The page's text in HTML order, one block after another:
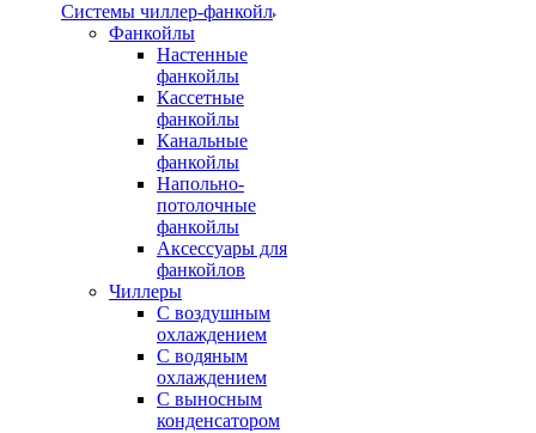
Системы чиллер-фанкойл
Фанкойлы
Настенные
фанкойлы
Кассетные
фанкойлы
Канальные
фанкойлы
Напольно-
потолочные
фанкойлы
Аксессуары для
фанкойлов
Чиллеры
С воздушным
охлаждением
С водяным
охлаждением
С выносным
конденсатором